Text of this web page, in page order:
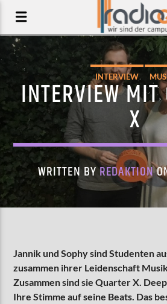
SO BAD
EZRA FURMAN
INTERVIEW
INTERVIEW MIT
X
WRITTEN BYREDAKTION
Jannik und Sophy sind Studenten
zusammen ihrer Leidenschaft
Zusammen sind sie Quarter X.
Ihre Stimme auf seine Beats. Das